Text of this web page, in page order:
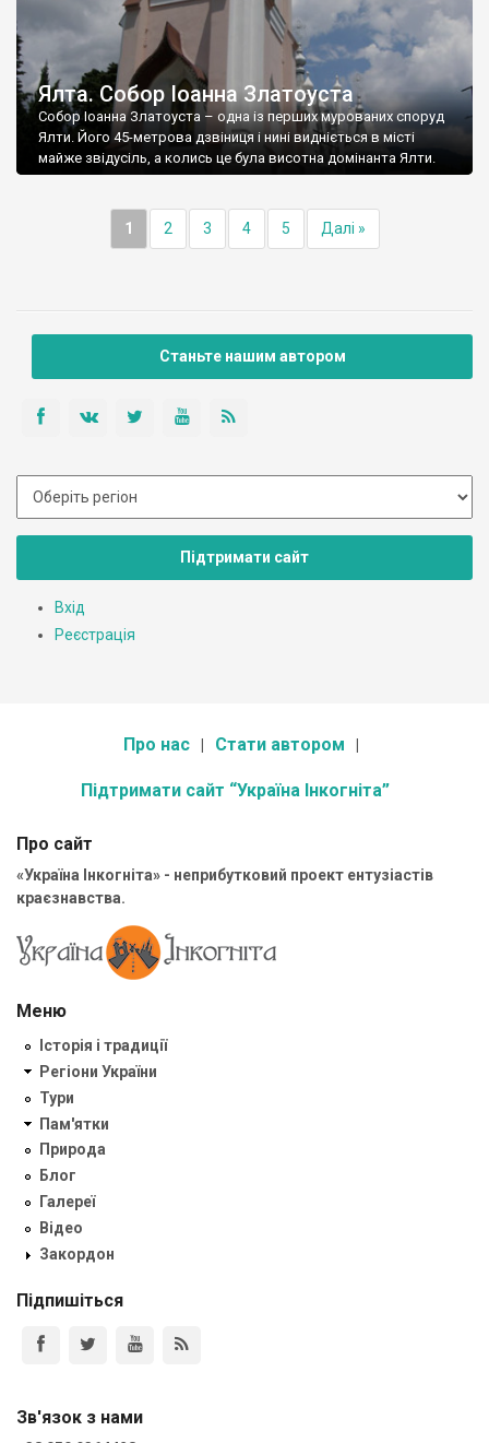
Ялта. Собор Іоанна Златоуста
Собор Іоанна Златоуста – одна із перших мурованих споруд
Ялти. Його 45-метрова дзвіниця і нині видніється в місті
майже звідусіль, а колись це була висотна домінанта Ялти.
1 2 3 4 5 Далі »
Станьте нашим автором
Підтримати сайт
Вхід
Реєстрація
Про нас Стати автором
Підтримати сайт “Україна Інкогніта”
Про сайт
«Україна Інкогніта» - неприбутковий проект ентузіастів
краєзнавства.
Меню
Історія і традиції
Регіони України
Тури
Пам'ятки
Природа
Блог
Галереї
Відео
Закордон
Підпишіться
Зв'язок з нами